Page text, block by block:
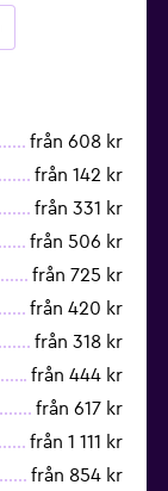
från 608 kr
från 142 kr
från 331 kr
från 506 kr
från 725 kr
från 420 kr
från 318 kr
från 444 kr
från 617 kr
från 1 111 kr
från 854 kr